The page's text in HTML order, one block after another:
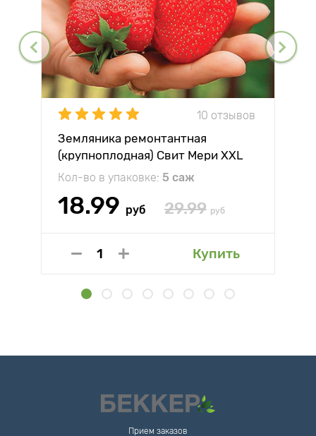
10 отзывов
Земляника ремонтантная
(крупноплодная) Свит Мери XXL
Кол-во в упаковке: 5 саж
18.99 руб 29.99 руб
Купить
Прием заказов